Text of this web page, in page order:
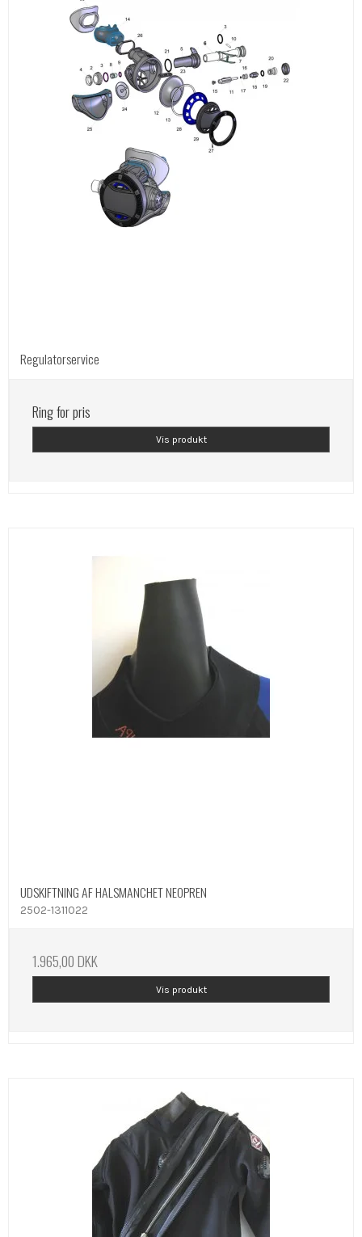
Regulatorservice
Ring for pris
Vis produkt
UDSKIFTNING AF HALSMANCHET NEOPREN
2502-1311022
1.965,00 DKK
Vis produkt